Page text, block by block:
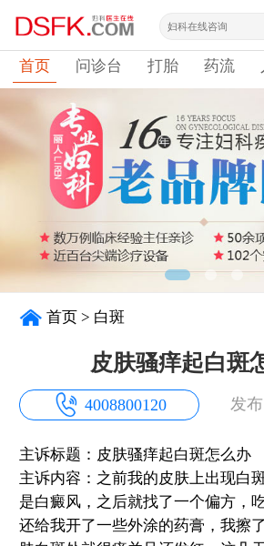
首页 问诊台 打胎 药流
首页 > 白斑
皮肤骚痒起白斑
4008800120 发
主诉标题：皮肤骚痒起白斑怎么办
主诉内容：之前我的皮肤上出现白
是白癜风，之后就找了一个偏方，
还给我开了一些外涂的药膏，我擦